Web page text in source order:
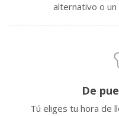
alternativo o un
De
Tú eliges tu hora de